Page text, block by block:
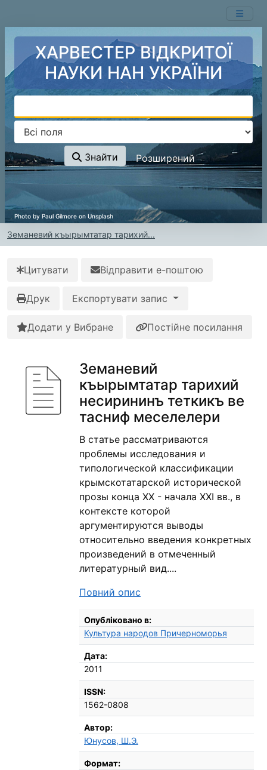
ХАРВЕСТЕР ВІДКРИТОЇ
НАУКИ НАН УКРАЇНИ
Знайти Розширений
Земаневий къырымтатар тарихий...
Цитувати Відправити е-поштою
Друк Експортувати запис
Додати у Вибране Постійне посилання
Земаневий
къырымтатар тарихий
несирининъ теткикъ ве
тасниф меселелери
В статье рассматриваются
проблемы исследования и
типологической классификации
крымскотатарской исторической
прозы конца ХХ - начала ХХI вв., в
контексте которой
аргументируются выводы
относительно введения конкретных
произведений в отмеченный
литературный вид....
Повний опис
Бібліографічні деталі
Опубліковано в:
Культура народов Причерноморья
Дата:
2011
ISSN:
1562-0808
Автор:
Юнусов, Ш.Э.
Формат: